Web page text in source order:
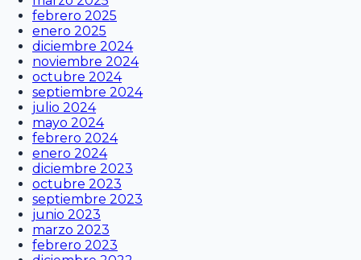
febrero 2025
enero 2025
diciembre 2024
noviembre 2024
octubre 2024
septiembre 2024
julio 2024
mayo 2024
febrero 2024
enero 2024
diciembre 2023
octubre 2023
septiembre 2023
junio 2023
marzo 2023
febrero 2023